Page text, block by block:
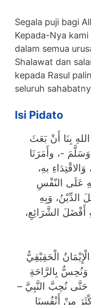
Segala puji bagi
Kepada-Nya
dalam semua
Shalawat dan
kepada Rasul
seluruh
Isi Pidato
بِنَا أَنْ بَعَثَ
-، وأَمَرَنَا
بهِ،
عَلَى النّفْسِ
الدِّيْنُ، وَبِهِ
أَفْضَلَ الشَّرَائِعِ،
الْحَقِيْقِيُّ
وَنُحِسُّ بِالرَّاحَةِ
حَتَّى نُحِبَّ النَّبِيَّ –
مِنْ أَنْفُسِنَا